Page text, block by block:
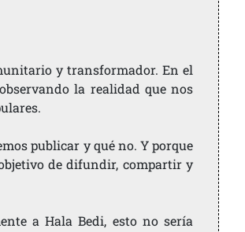
y transformador. En el
la realidad que nos
publicar y qué no. Y porque
de difundir, compartir y
a Hala Bedi, esto no sería